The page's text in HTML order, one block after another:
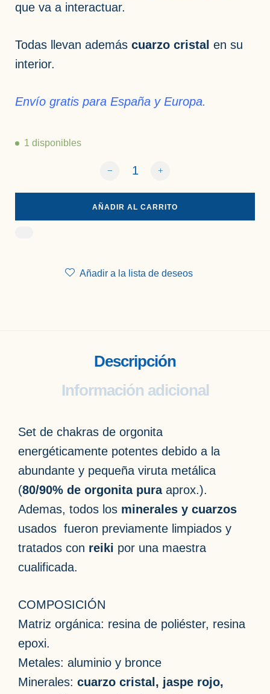
que va a interactuar.
Todas llevan además cuarzo cristal en su
interior.
Envío gratis para España y Europa.
1 disponibles
Set de chakras de orgonita con 7
AÑADIR AL CARRITO
Añadir a la lista de deseos
Descripción
Información adicional
Set de chakras de orgonita
energéticamente potentes debido a la
abundante y pequeña viruta metálica
(80/90% de orgonita puraaprox.).
Ademas, todos los minerales y cuarzos
usados fueron previamente limpiados y
tratados con reiki por una maestra
cualificada.
COMPOSICIÓN
Matriz orgánica: resina de poliéster, resina
epoxi.
Metales: aluminio y bronce
Minerales: cuarzo cristal, jaspe rojo,